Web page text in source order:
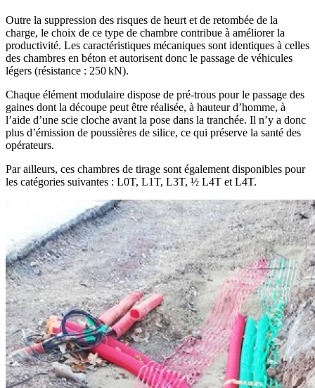
Outre la suppression des risques de heurt et de retombée de la
charge, le choix de ce type de chambre contribue à améliorer la
productivité. Les caractéristiques mécaniques sont identiques à celles
des chambres en béton et autorisent donc le passage de véhicules
légers (résistance : 250 kN).
Chaque élément modulaire dispose de pré-trous pour le passage des
gaines dont la découpe peut être réalisée, à hauteur d’homme, à
l’aide d’une scie cloche avant la pose dans la tranchée. Il n’y a donc
plus d’émission de poussières de silice, ce qui préserve la santé des
opérateurs.
Par ailleurs, ces chambres de tirage sont également disponibles pour
les catégories suivantes : L0T, L1T, L3T, ½ L4T et L4T.